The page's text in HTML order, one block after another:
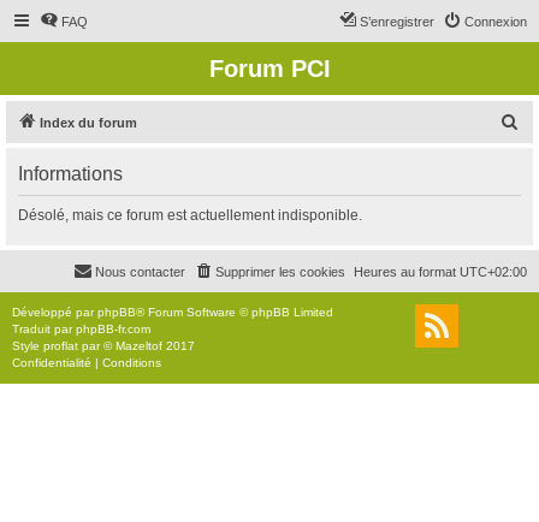
FAQ Connexion
S’enregistrer
Forum PCI
Index du forum
r
c
r
Informations
Désolé, mais ce forum est actuellement indisponible.
Heures au format UTC+02:00
Supprimer les cookies
Nous contacter
Développé parphpBB® Forum Software © phpBB Limited
Traduit parphpBB-fr.com
Style proflat par ©Mazeltof 2017
Confidentialité | Conditions